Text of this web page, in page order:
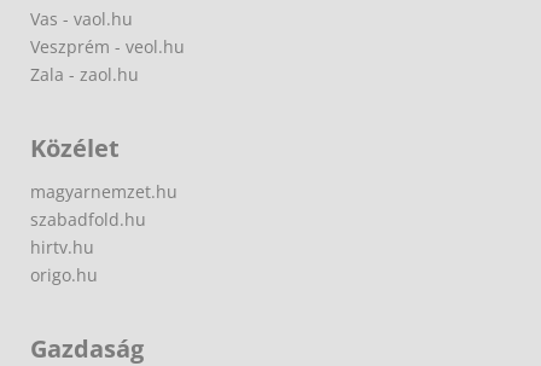
Vas - vaol.hu
Veszprém - veol.hu
Zala - zaol.hu
Közélet
magyarnemzet.hu
szabadfold.hu
hirtv.hu
origo.hu
Gazdaság